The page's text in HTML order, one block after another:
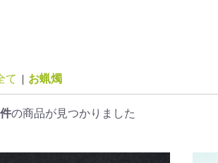
て | お蝋燭
の商品が見つかりました